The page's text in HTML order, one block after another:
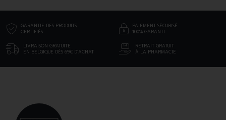
GARANTIE DES PRODUITS
CERTIFIÉS
PAIEMENT SÉCURISÉ
100% GARANTI
LIVRAISON GRATUITE
EN BELGIQUE DÈS 69€ D’ACHAT
RETRAIT GRATUIT
À LA PHARMACIE